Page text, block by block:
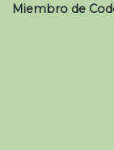
Miembro de